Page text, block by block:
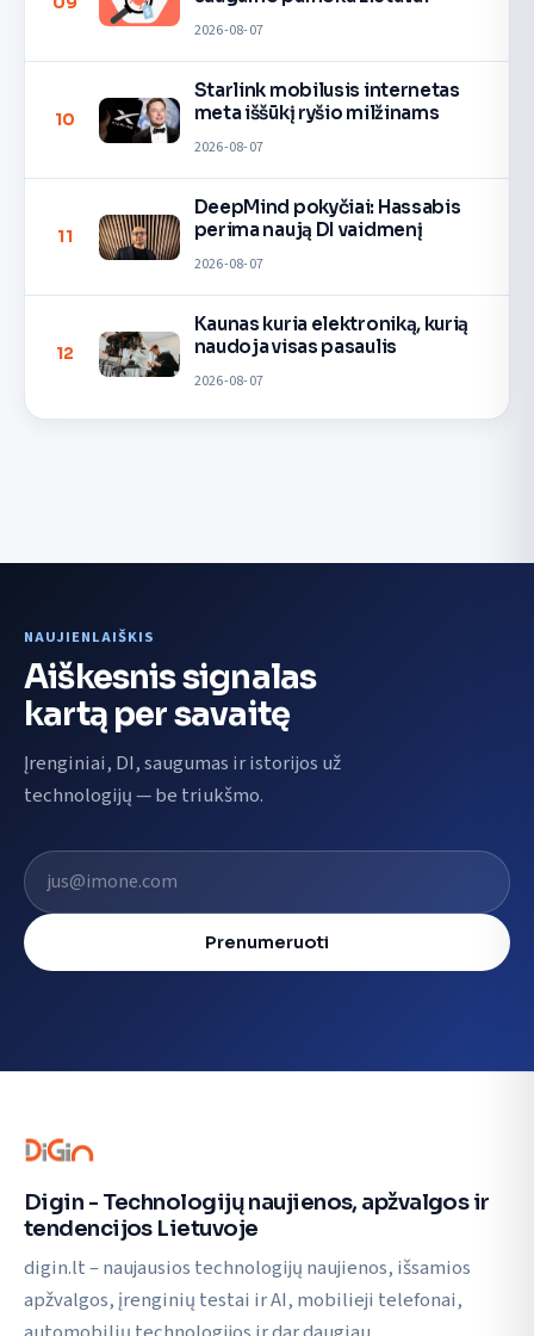
2026-08-07
10
Starlink mobilusis internetas
meta iššūkį ryšio milžinams
2026-08-07
11
DeepMind pokyčiai: Hassabis
perima naują DI vaidmenį
2026-08-07
12
Kaunas kuria elektroniką, kurią
naudoja visas pasaulis
2026-08-07
NAUJIENLAIŠKIS
Aiškesnis signalas
kartą per savaitę
Įrenginiai, DI, saugumas ir istorijos už
technologijų — be triukšmo.
El. pašto adresas
Prenumeruoti
Digin - Technologijų naujienos, apžvalgos ir
tendencijos Lietuvoje
digin.lt – naujausios technologijų naujienos, išsamios
apžvalgos, įrenginių testai ir AI, mobilieji telefonai,